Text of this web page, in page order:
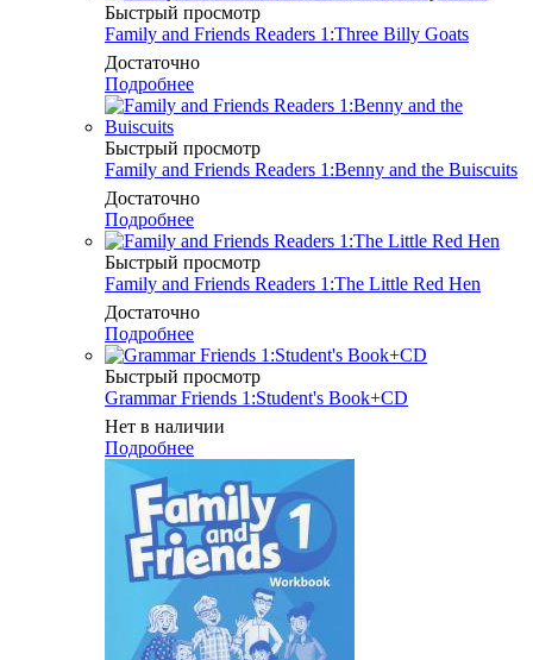
Быстрый просмотр
Family and Friends Readers 1:Three Billy Goats
Достаточно
Подробнее
Быстрый просмотр
Family and Friends Readers 1:Benny and the Buiscuits
Достаточно
Подробнее
Быстрый просмотр
Family and Friends Readers 1:The Little Red Hen
Достаточно
Подробнее
Быстрый просмотр
Grammar Friends 1:Student's Book+CD
Нет в наличии
Подробнее